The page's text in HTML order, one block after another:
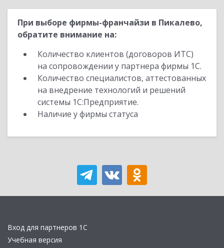
При выборе фирмы-франчайзи в Пикалево,
обратите внимание на:
Количество клиентов (договоров ИТС)
на сопровождении у партнера фирмы 1С.
Количество специалистов, аттестованных
на внедрение технологий и решений
системы 1С:Предприятие.
Наличие у фирмы статуса
Вход для партнеров 1С
Учебная версия